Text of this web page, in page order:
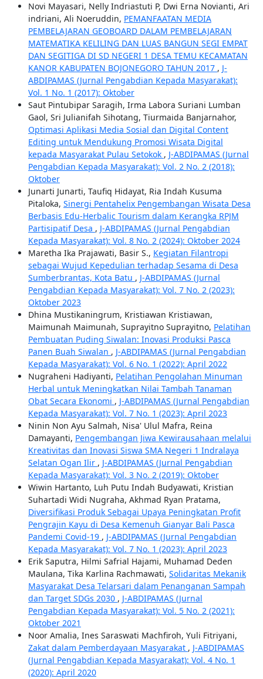
Novi Mayasari, Nelly Indriastuti P, Dwi Erna Novianti, Ari
indriani, Ali Noeruddin, PEMANFAATAN MEDIA
PEMBELAJARAN GEOBOARD DALAM PEMBELAJARAN
MATEMATIKA KELILING DAN LUAS BANGUN SEGI EMPAT
DAN SEGITIGA DI SD NEGERI 1 DESA TEMU KECAMATAN
KANOR KABUPATEN BOJONEGORO TAHUN 2017 , J-
ABDIPAMAS (Jurnal Pengabdian Kepada Masyarakat):
Vol. 1 No. 1 (2017): Oktober
Saut Pintubipar Saragih, Irma Labora Suriani Lumban
Gaol, Sri Julianifah Sihotang, Tiurmaida Banjarnahor,
Optimasi Aplikasi Media Sosial dan Digital Content
Editing untuk Mendukung Promosi Wisata Digital
kepada Masyarakat Pulau Setokok , J-ABDIPAMAS (Jurnal
Pengabdian Kepada Masyarakat): Vol. 2 No. 2 (2018):
Oktober
Junarti Junarti, Taufiq Hidayat, Ria Indah Kusuma
Pitaloka, Sinergi Pentahelix Pengembangan Wisata Desa
Berbasis Edu-Herbalic Tourism dalam Kerangka RPJM
Partisipatif Desa , J-ABDIPAMAS (Jurnal Pengabdian
Kepada Masyarakat): Vol. 8 No. 2 (2024): Oktober 2024
Maretha Ika Prajawati, Basir S., Kegiatan Filantropi
sebagai Wujud Kepedulian terhadap Sesama di Desa
Sumberbrantas, Kota Batu , J-ABDIPAMAS (Jurnal
Pengabdian Kepada Masyarakat): Vol. 7 No. 2 (2023):
Oktober 2023
Dhina Mustikaningrum, Kristiawan Kristiawan,
Maimunah Maimunah, Suprayitno Suprayitno, Pelatihan
Pembuatan Puding Siwalan: Inovasi Produksi Pasca
Panen Buah Siwalan , J-ABDIPAMAS (Jurnal Pengabdian
Kepada Masyarakat): Vol. 6 No. 1 (2022): April 2022
Nugraheni Hadiyanti, Pelatihan Pengolahan Minuman
Herbal untuk Meningkatkan Nilai Tambah Tanaman
Obat Secara Ekonomi , J-ABDIPAMAS (Jurnal Pengabdian
Kepada Masyarakat): Vol. 7 No. 1 (2023): April 2023
Ninin Non Ayu Salmah, Nisa' Ulul Mafra, Reina
Damayanti, Pengembangan Jiwa Kewirausahaan melalui
Kreativitas dan Inovasi Siswa SMA Negeri 1 Indralaya
Selatan Ogan Ilir , J-ABDIPAMAS (Jurnal Pengabdian
Kepada Masyarakat): Vol. 3 No. 2 (2019): Oktober
Wiwin Hartanto, Luh Putu Indah Budyawati, Kristian
Suhartadi Widi Nugraha, Akhmad Ryan Pratama,
Diversifikasi Produk Sebagai Upaya Peningkatan Profit
Pengrajin Kayu di Desa Kemenuh Gianyar Bali Pasca
Pandemi Covid-19 , J-ABDIPAMAS (Jurnal Pengabdian
Kepada Masyarakat): Vol. 7 No. 1 (2023): April 2023
Erik Saputra, Hilmi Safrial Hajami, Muhamad Deden
Maulana, Tika Karlina Rachmawati, Solidaritas Mekanik
Masyarakat Desa Telarsari dalam Penanganan Sampah
dan Target SDGs 2030 , J-ABDIPAMAS (Jurnal
Pengabdian Kepada Masyarakat): Vol. 5 No. 2 (2021):
Oktober 2021
Noor Amalia, Ines Saraswati Machfiroh, Yuli Fitriyani,
Zakat dalam Pemberdayaan Masyarakat , J-ABDIPAMAS
(Jurnal Pengabdian Kepada Masyarakat): Vol. 4 No. 1
(2020): April 2020